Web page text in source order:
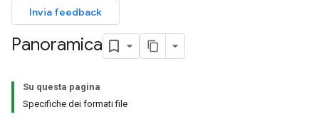
Invia feedback
Panoramica
Su questa pagina
Specifiche dei formati file